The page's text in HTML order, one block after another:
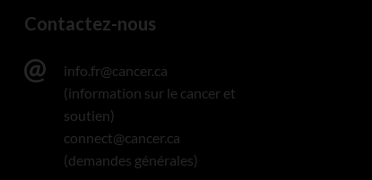
Contactez-nous
info.fr@cancer.ca
(information sur le cancer et
soutien)
connect@cancer.ca
(demandes générales)